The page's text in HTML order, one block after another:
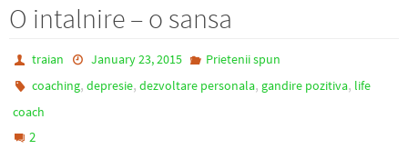
O intalnire – o sansa
traian January 23, 2015
Prietenii spun
coaching,depresie,dezvoltare personala, gandire pozitiva, life
coach
2